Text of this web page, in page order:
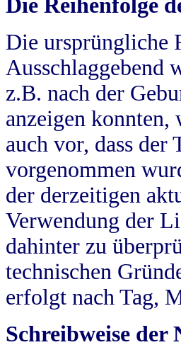
Die Reihenfolge
Die ursprüngliche
Ausschlaggebend
z.B. nach der
anzeigen konnten,
auch vor, dass
vorgenommen
der derzeitigen
Verwendung der
dahinter zu
technischen
erfolgt nach Tag,
Schreibweise der